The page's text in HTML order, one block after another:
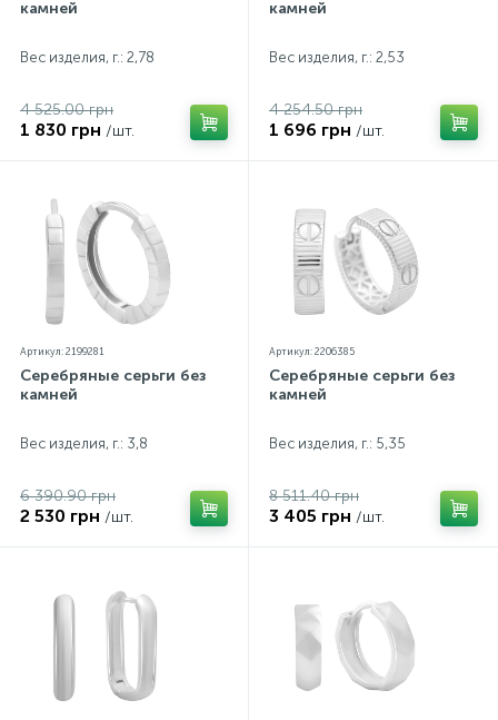
камней
Вес изделия, г.: 2,78
4 525.00 грн
1 830 грн /шт.
камней
Вес изделия, г.: 2,53
4 254.50 грн
1 696 грн /шт.
Артикул: 2199281
Серебряные серьги без
камней
Вес изделия, г.: 3,8
6 390.90 грн
2 530 грн /шт.
Артикул: 2206385
Серебряные серьги без
камней
Вес изделия, г.: 5,35
8 511.40 грн
3 405 грн /шт.